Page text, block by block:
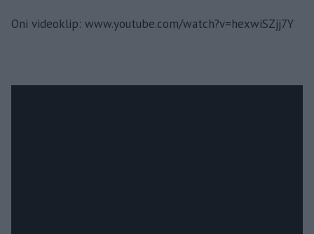
Oni videoklip: www.youtube.com/watch?v=hexwiSZjj7Y